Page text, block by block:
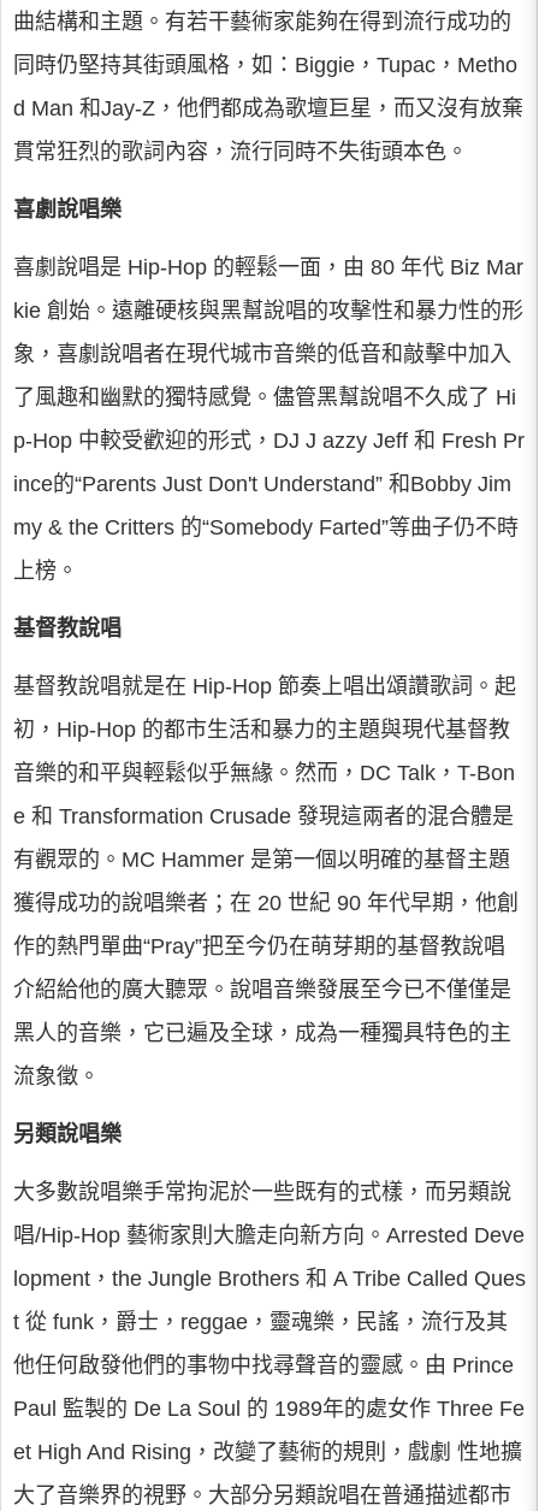
曲結構和主題。有若干藝術家能夠在得到流行成功的
同時仍堅持其街頭風格，如：Biggie，Tupac，Metho
d Man 和Jay-Z，他們都成為歌壇巨星，而又沒有放棄
貫常狂烈的歌詞內容，流行同時不失街頭本色。
喜劇說唱樂
喜劇說唱是 Hip-Hop 的輕鬆一面，由 80 年代 Biz Mar
kie 創始。遠離硬核與黑幫說唱的攻擊性和暴力性的形
象，喜劇說唱者在現代城市音樂的低音和敲擊中加入
了風趣和幽默的獨特感覺。儘管黑幫說唱不久成了 Hi
p-Hop 中較受歡迎的形式，DJ J azzy Jeff 和 Fresh Pr
ince的“Parents Just Don't Understand” 和Bobby Jim
my & the Critters 的“Somebody Farted”等曲子仍不時
上榜。
基督教說唱
基督教說唱就是在 Hip-Hop 節奏上唱出頌讚歌詞。起
初，Hip-Hop 的都市生活和暴力的主題與現代基督教
音樂的和平與輕鬆似乎無緣。然而，DC Talk，T-Bon
e 和 Transformation Crusade 發現這兩者的混合體是
有觀眾的。MC Hammer 是第一個以明確的基督主題
獲得成功的說唱樂者；在 20 世紀 90 年代早期，他創
作的熱門單曲“Pray”把至今仍在萌芽期的基督教說唱
介紹給他的廣大聽眾。說唱音樂發展至今已不僅僅是
黑人的音樂，它已遍及全球，成為一種獨具特色的主
流象徵。
另類說唱樂
大多數說唱樂手常拘泥於一些既有的式樣，而另類說
唱/Hip-Hop 藝術家則大膽走向新方向。Arrested Deve
lopment，the Jungle Brothers 和 A Tribe Called Ques
t 從 funk，爵士，reggae，靈魂樂，民謠，流行及其
他任何啟發他們的事物中找尋聲音的靈感。由 Prince
Paul 監製的 De La Soul 的 1989年的處女作 Three Fe
et High And Rising，改變了藝術的規則，戲劇 性地擴
大了音樂界的視野。大部分另類說唱在普通描述都市